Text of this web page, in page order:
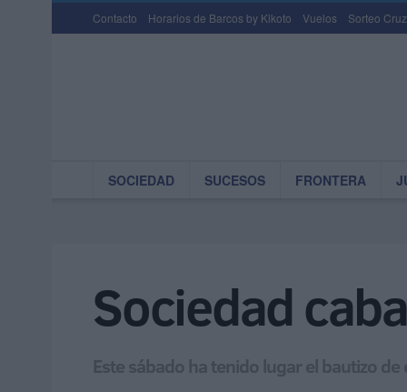
Contacto Horarios de Barcos by Kikoto Vuelos Sorteo
SOCIEDAD SUCESOS FRONTERA
Sociedad
Este sábado ha tenido lugar el bautizo